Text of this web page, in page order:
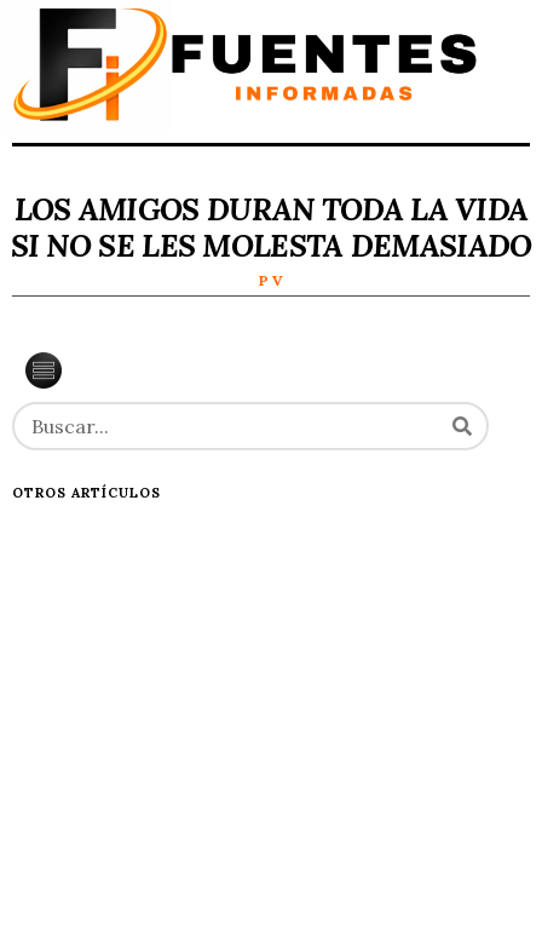
LOS AMIGOS DURAN TODA LA VIDA
SI NO SE LES MOLESTA DEMASIADO
P V
OTROS ARTÍCULOS